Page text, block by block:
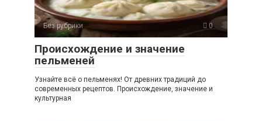
Без рубрики 0
Происхождение и значение
пельменей
Узнайте всё о пельменях! От древних традиций до
современных рецептов. Происхождение, значение и
культурная